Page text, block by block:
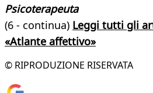
Psicoterapeuta
(6 - continua) Leggi tutti gli
«Atlante affettivo»
© RIPRODUZIONE RISERVATA